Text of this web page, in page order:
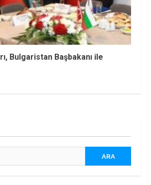
Bulgaristan Başbakanı ile